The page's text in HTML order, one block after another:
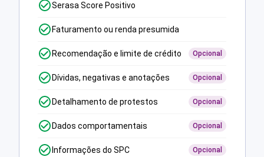
Serasa Score Positivo
Faturamento ou renda presumida
Recomendação e limite de crédito Opcional
Dívidas, negativas e anotações Opcional
Detalhamento de protestos Opcional
Dados comportamentais Opcional
Informações do SPC Opcional